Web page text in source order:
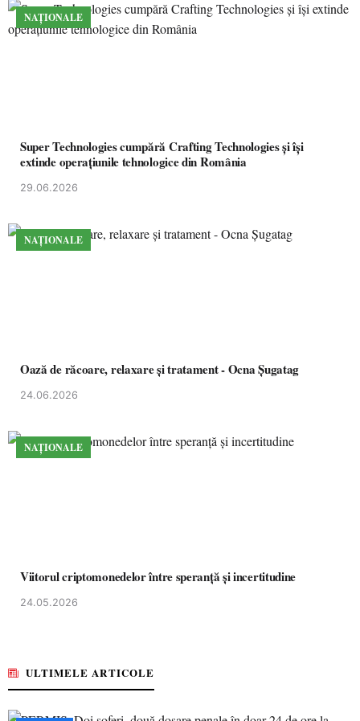
NAȚIONALE
Super Technologies cumpără Crafting Technologies și își
extinde operațiunile tehnologice din România
29.06.2026
NAȚIONALE
Oază de răcoare, relaxare și tratament - Ocna Șugatag
24.06.2026
NAȚIONALE
Viitorul criptomonedelor între speranță și incertitudine
24.05.2026
ULTIMELE ARTICOLE